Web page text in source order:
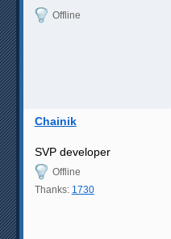
Offline
Chainik
SVP developer
Offline
Thanks: 1730